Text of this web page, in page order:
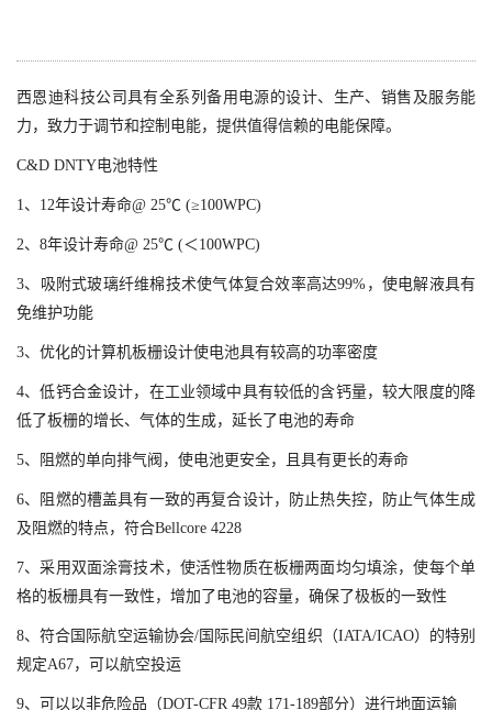
西恩迪科技公司具有全系列备用电源的设计、生产、销售及服务能
力，致力于调节和控制电能，提供值得信赖的电能保障。
C&D DNTY电池特性
1、12年设计寿命@ 25℃ (≥100WPC)
2、8年设计寿命@ 25℃ (＜100WPC)
3、吸附式玻璃纤维棉技术使气体复合效率高达99%，使电解液具有
免维护功能
3、 优化的计算机板栅设计使电池具有较高的功率密度
4、低钙合金设计，在工业领域中具有较低的含钙量，较大限度的降
低了板栅的增长、气体的生成，延长了电池的寿命
5、阻燃的单向排气阀，使电池更安全，且具有更长的寿命
6、阻燃的槽盖具有一致的再复合设计，防止热失控，防止气体生成
及阻燃的特点，符合Bellcore 4228
7、采用双面涂膏技术，使活性物质在板栅两面均匀填涂，使每个单
格的板栅具有一致性，增加了电池的容量，确保了极板的一致性
8、符合国际航空运输协会/国际民间航空组织（IATA/ICAO）的特别
规定A67，可以航空投运
9、可以以非危险品（DOT-CFR 49款 171-189部分）进行地面运输